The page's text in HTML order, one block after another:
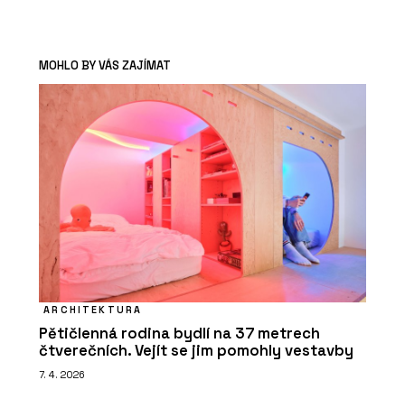
MOHLO BY VÁS ZAJÍMAT
ARCHITEKTURA
Pětičlenná rodina bydlí na 37 metrech
čtverečních. Vejít se jim pomohly vestavby
7. 4. 2026